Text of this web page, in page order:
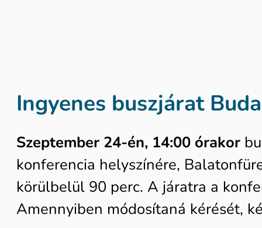
Ingyenes buszjárat
Szeptember 24-én, 14:00 órakor
konferencia helyszínére,
körülbelül 90 perc. A járatra a
Amennyiben módosítaná kérését,